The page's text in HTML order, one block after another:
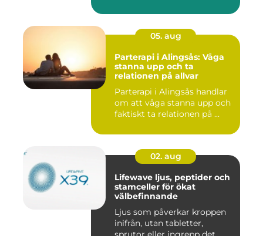
05. aug
Parterapi i Alingsås: Våga
stanna upp och ta
relationen på allvar
Parterapi i Alingsås handlar
om att våga stanna upp och
faktiskt ta relationen på ...
02. aug
Lifewave ljus, peptider och
stamceller för ökat
välbefinnande
Ljus som påverkar kroppen
inifrån, utan tabletter,